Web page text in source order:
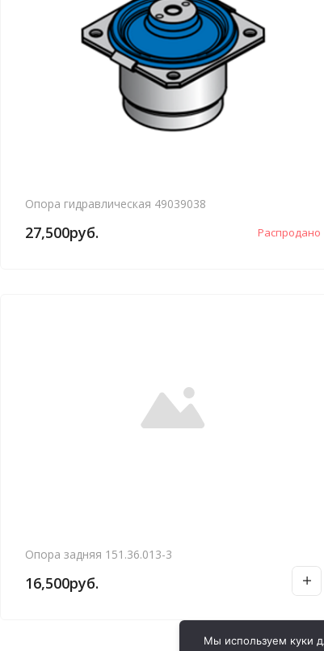
Опора гидравлическая 49039038
27,500руб. Распродано
Опора задняя 151.36.013-3
16,500руб.
Мы используем куки